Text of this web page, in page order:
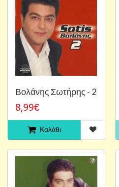
Βολάνης Σωτήρης - 2
8,99€
Καλάθι